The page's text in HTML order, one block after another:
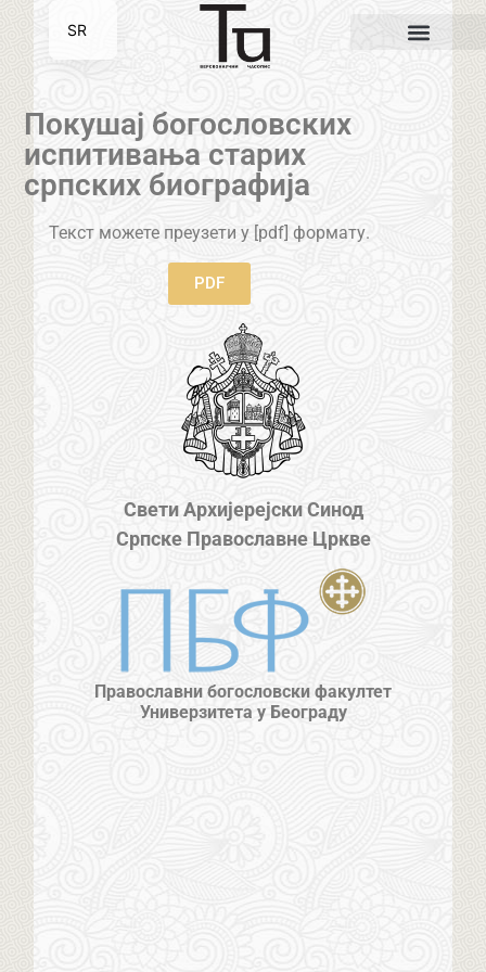
Покушај богословских
испитивања старих
српских биографија
Текст можете преузети у [pdf] формату.
PDF
Свети Архијерејски Синод
Српске Православне Цркве
Православни богословски факултет
Универзитета у Београду
SR
EN